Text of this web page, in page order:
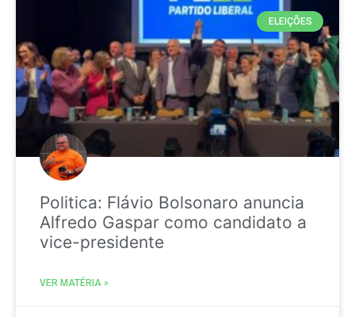
ELEIÇÕES
Politica: Flávio Bolsonaro anuncia
Alfredo Gaspar como candidato a
vice-presidente
VER MATÉRIA »